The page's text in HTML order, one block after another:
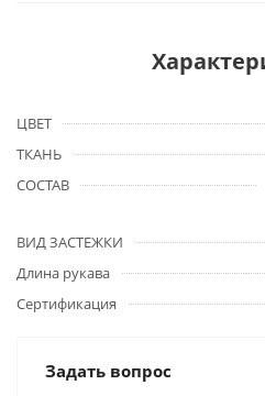
ЦВЕТ
ТКАНЬ
СОСТАВ
ВИД ЗАСТЕЖКИ
Длина рукава
Сертификация
Задать вопрос